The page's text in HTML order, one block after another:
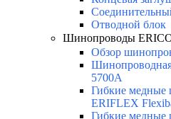
Отводной блок
Шинопроводы
Обзор
5700A
Гибкие медные
ERIFLEX
Гибкие медные